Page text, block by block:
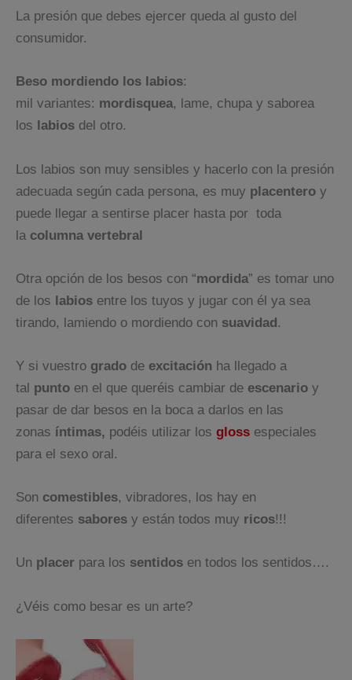
La presión que debes ejercer queda al gusto del
consumidor.
Beso mordiendo los labios:
mil variantes: mordisquea, lame, chupa y saborea
los labios del otro.
Los labios son muy sensibles y hacerlo con la presión
adecuada según cada persona, es muy placentero y
puede llegar a sentirse placer hasta por toda
la columna vertebral
Otra opción de los besos con “mordida” es tomar uno
de los labios entre los tuyos y jugar con él ya sea
tirando, lamiendo o mordiendo con suavidad.
Y si vuestro grado de excitación ha llegado a
tal punto en el que queréis cambiar de escenario y
pasar de dar besos en la boca a darlos en las
zonas íntimas, podéis utilizar los gloss especiales
para el sexo oral.
Son comestibles, vibradores, los hay en
diferentes sabores y están todos muy ricos!!!
Un placer para los sentidos en todos los sentidos….
¿Véis como besar es un arte?